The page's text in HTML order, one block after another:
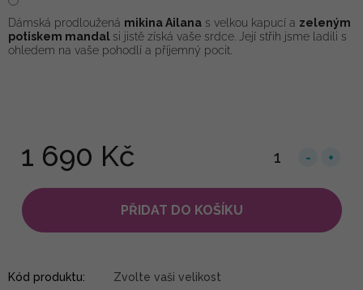
1 690 Kč
PŘIDAT DO KOŠÍKU
Dámská prodloužená mikina Ailana s velkou kapucí a zeleným
potiskem mandal si jistě získá vaše srdce. Její střih jsme ladili s
ohledem na vaše pohodlí a příjemný pocit.
Kód produktu:
Zvolte vaši velikost